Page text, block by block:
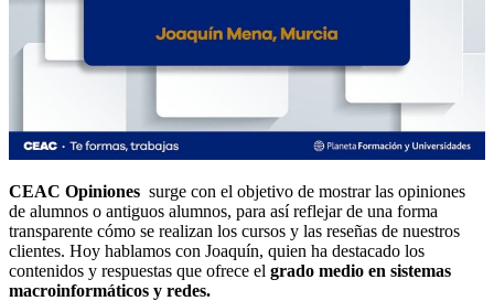
CEAC Opiniones surge con el objetivo de mostrar las opiniones
de alumnos o antiguos alumnos, para así reflejar de una forma
transparente cómo se realizan los cursos y las reseñas de nuestros
clientes. Hoy hablamos con Joaquín, quien ha destacado los
contenidos y respuestas que ofrece el grado medio en sistemas
macroinformáticos y redes.